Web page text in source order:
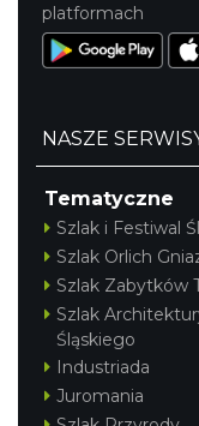
platformach
NASZE
Tematyczne
Szlak i Festiwal
Szlak Orlich
Szlak Zabytków
Szlak
Śląskiego
Industriada
Juromania